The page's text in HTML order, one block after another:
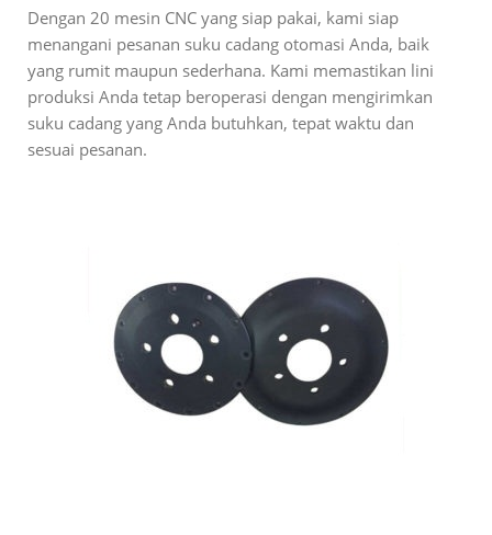
Dengan 20 mesin CNC yang siap pakai, kami siap
menangani pesanan suku cadang otomasi Anda, baik
yang rumit maupun sederhana. Kami memastikan lini
produksi Anda tetap beroperasi dengan mengirimkan
suku cadang yang Anda butuhkan, tepat waktu dan
sesuai pesanan.